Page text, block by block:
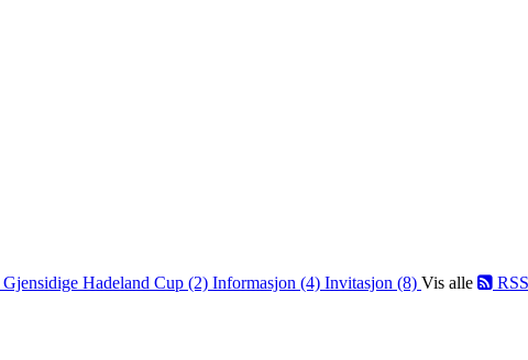
Gjensidige Hadeland Cup (2) Informasjon (4) Invitasjon (8) Vis alle RSS